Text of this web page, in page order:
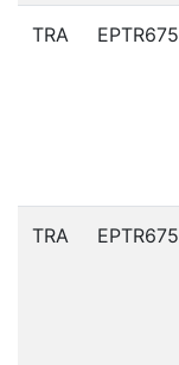
TRA EPTR675
TRA EPTR675